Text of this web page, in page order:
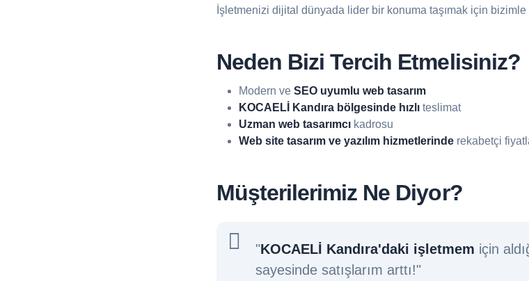
İşletmenizi dijital dünyada lider bir konuma taşımak için
Neden Bizi Tercih Etmelisiniz?
Modern ve SEO uyumlu web tasarım
KOCAELİ Kandıra bölgesinde hızlıteslimat
Uzman web tasarımcıkadrosu
Web site tasarım ve yazılım hizmetlerinderekabetçi
Müşterilerimiz Ne Diyor?
"KOCAELİ Kandıra'daki işletmem için
sayesinde satışlarım arttı!"